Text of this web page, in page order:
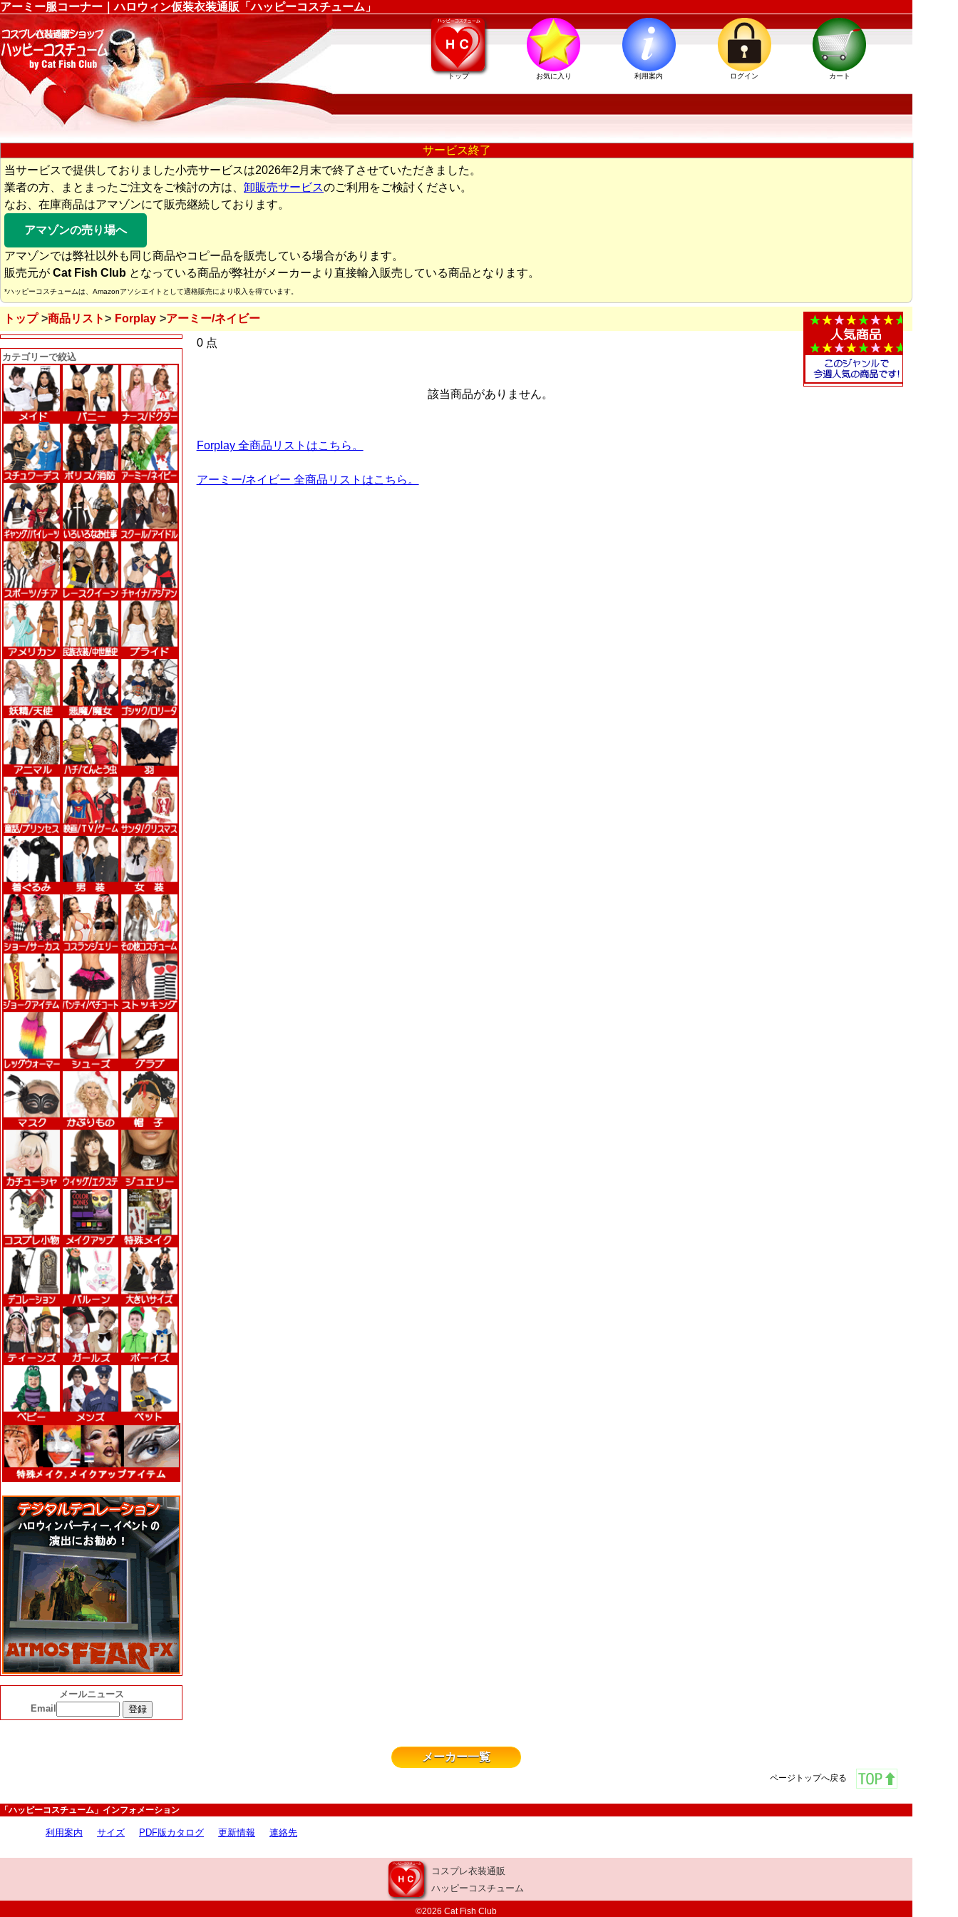
アーミー服コーナー｜ハロウィン仮装衣装通販「ハッピーコスチューム」
トップ お気に入り 利用案内 ログイン カート
サービス終了
当サービスで提供しておりました小売サービスは2026年2月末で終了させていただきました。
業者の方、まとまったご注文をご検討の方は、 卸販売サービスのご利用をご検討ください。
なお、在庫商品はアマゾンにて販売継続しております。
アマゾンの売り場へ
アマゾンでは弊社以外も同じ商品やコピー品を販売している場合があります。
販売元が Cat Fish Club となっている商品が弊社がメーカーより直接輸入販売している商品となります。
*ハッピーコスチュームは、Amazonアソシエイトとして適格販売により収入を得ています。
トップ 商品リスト Forplay アーミー/ネイビー
カテゴリーで絞込
メールニュース
Email
0 点
該当商品がありません。
Forplay 全商品リストはこちら。
アーミー/ネイビー 全商品リストはこちら。
メーカー一覧
ページトップへ戻る
「ハッピーコスチューム」インフォメーション
利用案内 サイズ PDF版カタログ 更新情報 連絡先
コスプレ衣装通販
ハッピーコスチューム
©2026 Cat Fish Club